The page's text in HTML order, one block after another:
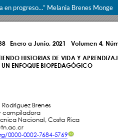
en progreso…” Melania Brenes Monge